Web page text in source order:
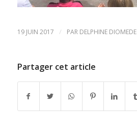
19 JUIN 2017 / PAR DELPHINE DIOMEDE
Partager cet article